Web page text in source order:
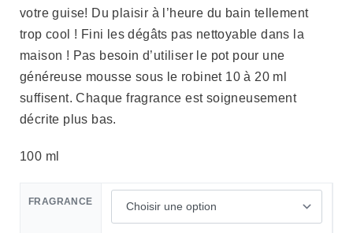
votre guise! Du plaisir à l’heure du bain tellement
trop cool ! Fini les dégâts pas nettoyable dans la
maison ! Pas besoin d’utiliser le pot pour une
généreuse mousse sous le robinet 10 à 20 ml
suffisent. Chaque fragrance est soigneusement
décrite plus bas.
100 ml
FRAGRANCE